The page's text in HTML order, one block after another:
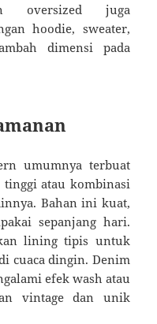
oversized juga
hoodie, sweater,
dimensi pada
umumnya terbuat
atau kombinasi
Bahan ini kuat,
sepanjang hari.
lining tipis untuk
cuaca dingin. Denim
efek wash atau
vintage dan unik